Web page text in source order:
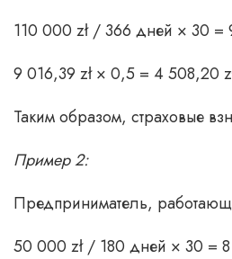
110 000 zł / 366 дней × 30 =
9 016,39 zł × 0,5 = 4 508,20
Таким образом, страховые
Пример 2:
Предприниматель,
50 000 zł / 180 дней × 30 = 8